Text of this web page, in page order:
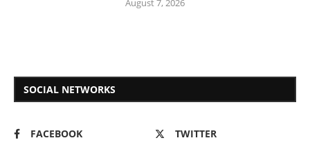
August 7, 2026
SOCIAL NETWORKS
FACEBOOK
TWITTER